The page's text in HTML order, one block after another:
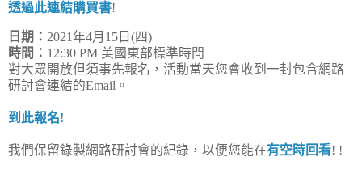
透過此連結購買書!
日期： 2021年4月15日(四)
時間： 12:30 PM 美國東部標準時間
對大眾開放但須事先報名，活動當天您會收到一封包含網路
研討會連結的Email。
到此報名!
我們保留錄製網路研討會的紀錄，以便您能在有空時回看! !